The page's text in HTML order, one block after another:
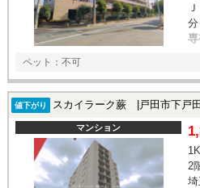
分
ペット：不可
値下がり スカイラーク蕨 |戸田市下戸
マンション
2